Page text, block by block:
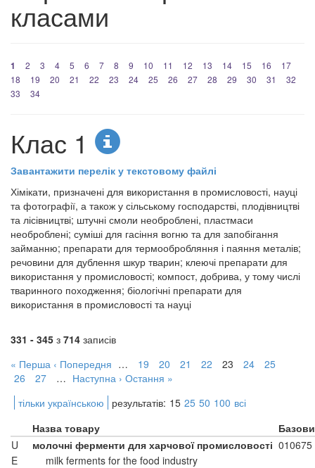
класами
1 2 3 4 5 6 7 8 9 10 11 12 13 14 15 16
17
18
19 20 21 22 23 24 25 26 27 28 29 30 31
32
33
34
Клас 1
Завантажити перелік у текстовому файлі
Хімікати, призначені для використання в промисловості, науці
та фотографії, а також у сільському господарстві, плодівництві
та лісівництві; штучні смоли необроблені, пластмаси
необроблені; суміші для гасіння вогню та для запобігання
займанню; препарати для термообробляння і паяння металів;
речовини для дублення шкур тварин; клеючі препарати для
використання у промисловості; компост, добрива, у тому числі
тваринного походження; біологічні препарати для
використання в промисловості та науці
331 - 345 з 714 записів
« Перша ‹ Попередня … 19 20 21 22 23 24
25
26
27 … Наступна › Остання »
тільки українською
результатів: 15 25 50 100 всі
Назва товару
U
молочні ферменти для харчової промисловості 010675
E
milk ferments for the food industry